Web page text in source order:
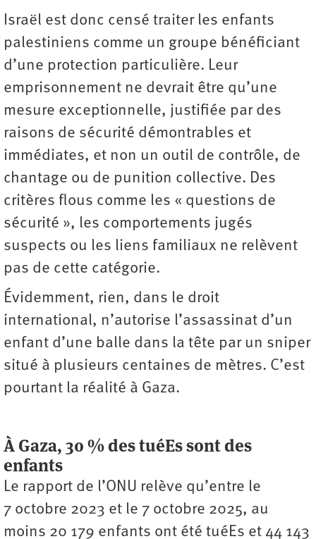
Israël est donc censé traiter les enfants
palestiniens comme un groupe bénéficiant
d’une protection particulière. Leur
emprisonnement ne devrait être qu’une
mesure exceptionnelle, justifiée par des
raisons de sécurité démontrables et
immédiates, et non un outil de contrôle, de
chantage ou de punition collective. Des
critères flous comme les « questions de
sécurité », les comportements jugés
suspects ou les liens familiaux ne relèvent
pas de cette catégorie.
Évidemment, rien, dans le droit
international, n’autorise l’assassinat d’un
enfant d’une balle dans la tête par un sniper
situé à plusieurs centaines de mètres. C’est
pourtant la réalité à Gaza.
À Gaza, 30 % des tuéEs sont des
enfants
Le rapport de l’ONU relève qu’entre le
7 octobre 2023 et le 7 octobre 2025, au
moins 20 179 enfants ont été tuéEs et 44 143